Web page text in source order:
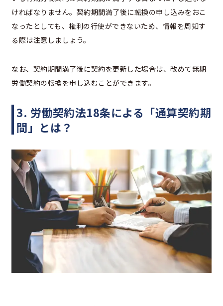
ければなりません。契約期間満了後に転換の申し込みをおこ
なったとしても、権利の行使ができないため、情報を周知す
る際は注意しましょう。
なお、契約期間満了後に契約を更新した場合は、改めて無期
労働契約の転換を申し込むことができます。
3. 労働契約法18条による「通算契約期
間」とは？